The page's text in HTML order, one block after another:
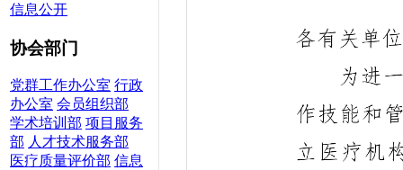
信息公开
协会部门
党群工作办公室 行政
办公室 会员组织部
学术培训部 项目服务
部 人才技术服务部
医疗质量评价部 信息